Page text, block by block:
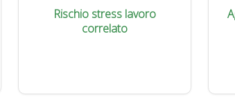
Rischio stress lavoro
correlato